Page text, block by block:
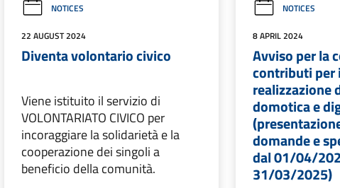
NOTICES
22 AUGUST 2024
Diventa volontario civico
Viene istituito il servizio di
VOLONTARIATO CIVICO per
incoraggiare la solidarietà e la
cooperazione dei singoli a
beneficio della comunità.
NOTICES
8 APRIL 2024
Avviso per la
contributi per
realizzazione
domotica e
domande e
dal 01/04/
31/03/2025)